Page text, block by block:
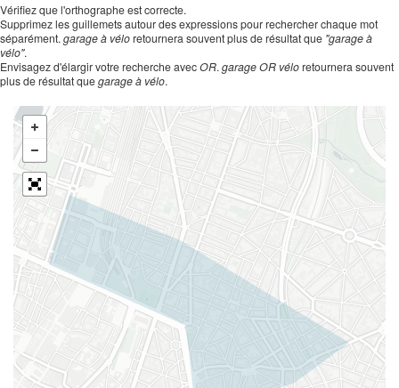
Vérifiez que l'orthographe est correcte.
Supprimez les guillemets autour des expressions pour rechercher chaque mot
séparément. garage à véloretournera souvent plus de résultat que "garage à
vélo".
Envisagez d'élargir votre recherche avecOR. garage OR véloretournera souvent
plus de résultat quegarage à vélo.